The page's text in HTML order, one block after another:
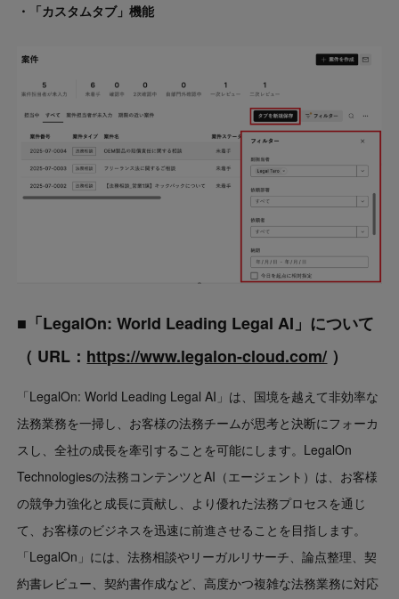
・ 「カスタムタブ」機能
■「LegalOn: World Leading Legal AI」について
（ URL： https://www.legalon-cloud.com/ ）
「LegalOn: World Leading Legal AI」は、国境を越えて非効率な
法務業務を一掃し、お客様の法務チームが思考と決断にフォーカ
スし、全社の成長を牽引することを可能にします。LegalOn
Technologiesの法務コンテンツとAI（エージェント）は、お客様
の競争力強化と成長に貢献し、より優れた法務プロセスを通じ
て、お客様のビジネスを迅速に前進させることを目指します。
「LegalOn」には、法務相談やリーガルリサーチ、論点整理、契
約書レビュー、契約書作成など、高度かつ複雑な法務業務に対応